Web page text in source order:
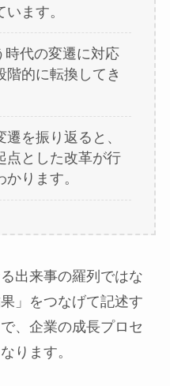
ます。
時代の変遷に対応
階的に転換してき
を振り返ると、
点とした改革が行
ります。
出来事の羅列ではな
」をつなげて記述す
、企業の成長プロセ
ります。